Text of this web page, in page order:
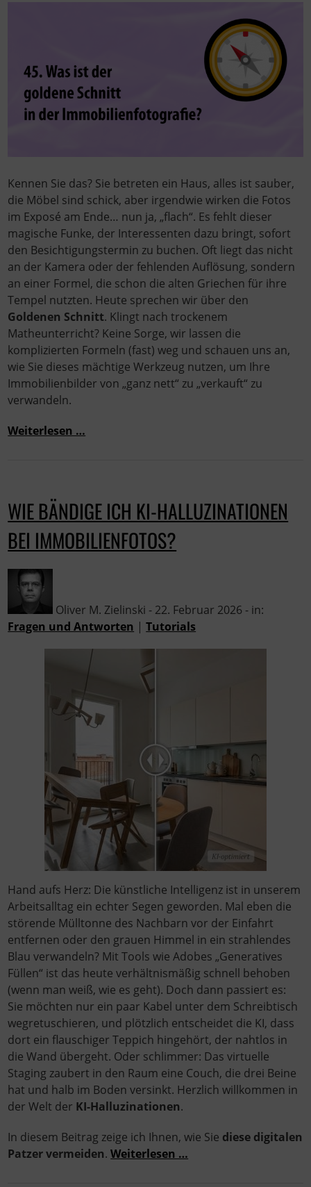
Kennen Sie das? Sie betreten ein Haus, alles ist sauber,
die Möbel sind schick, aber irgendwie wirken die Fotos
im Exposé am Ende… nun ja, „flach“. Es fehlt dieser
magische Funke, der Interessenten dazu bringt, sofort
den Besichtigungstermin zu buchen. Oft liegt das nicht
an der Kamera oder der fehlenden Auflösung, sondern
an einer Formel, die schon die alten Griechen für ihre
Tempel nutzten. Heute sprechen wir über den
Goldenen Schnitt. Klingt nach trockenem
Matheunterricht? Keine Sorge, wir lassen die
komplizierten Formeln (fast) weg und schauen uns an,
wie Sie dieses mächtige Werkzeug nutzen, um Ihre
Immobilienbilder von „ganz nett“ zu „verkauft“ zu
verwandeln.
Weiterlesen …
WIE BÄNDIGE ICH KI-HALLUZINATIONEN
BEI IMMOBILIENFOTOS?
Oliver M. Zielinski - 22. Februar 2026 - in:
Fragen und Antworten |Tutorials
Hand aufs Herz: Die künstliche Intelligenz ist in unserem
Arbeitsalltag ein echter Segen geworden. Mal eben die
störende Mülltonne des Nachbarn vor der Einfahrt
entfernen oder den grauen Himmel in ein strahlendes
Blau verwandeln? Mit Tools wie Adobes „Generatives
Füllen“ ist das heute verhältnismäßig schnell behoben
(wenn man weiß, wie es geht). Doch dann passiert es:
Sie möchten nur ein paar Kabel unter dem Schreibtisch
wegretuschieren, und plötzlich entscheidet die KI, dass
dort ein flauschiger Teppich hingehört, der nahtlos in
die Wand übergeht. Oder schlimmer: Das virtuelle
Staging zaubert in den Raum eine Couch, die drei Beine
hat und halb im Boden versinkt. Herzlich willkommen in
der Welt der KI-Halluzinationen.
In diesem Beitrag zeige ich Ihnen, wie Sie diese digitalen
Patzer vermeiden.Weiterlesen …